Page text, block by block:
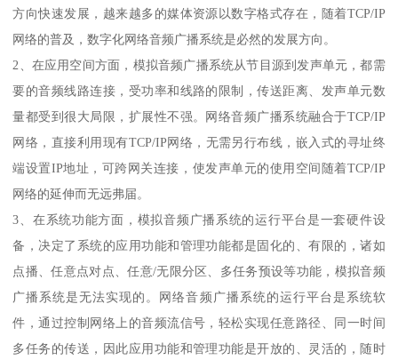
方向快速发展，越来越多的媒体资源以数字格式存在，随着TCP/IP
网络的普及，数字化网络音频广播系统是必然的发展方向。
2、在应用空间方面，模拟音频广播系统从节目源到发声单元，都需
要的音频线路连接，受功率和线路的限制，传送距离、发声单元数
量都受到很大局限，扩展性不强。网络音频广播系统融合于TCP/IP
网络，直接利用现有TCP/IP网络，无需另行布线，嵌入式的寻址终
端设置IP地址，可跨网关连接，使发声单元的使用空间随着TCP/IP
网络的延伸而无远弗届。
3、在系统功能方面，模拟音频广播系统的运行平台是一套硬件设
备，决定了系统的应用功能和管理功能都是固化的、有限的，诸如
点播、任意点对点、任意/无限分区、多任务预设等功能，模拟音频
广播系统是无法实现的。网络音频广播系统的运行平台是系统软
件，通过控制网络上的音频流信号，轻松实现任意路径、同一时间
多任务的传送，因此应用功能和管理功能是开放的、灵活的，随时